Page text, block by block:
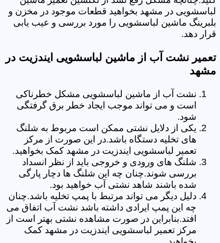
لباسشویی در مشهد بخواهید قطعات موجود در مخزن و
بلبرینگ ماشین لباسشویی را مورد بررسی و عیب یابی
قرار دهد.
تعمیر نشت آب از ماشین لباسشویی ایندزیت در
مشهد
نشت آب از ماشین لباسشویی مشکل خطرناکی
است و می تواند موجب ایجاد خطر برق گرفتگی
شود.
یکی از دلایل نشتی ممکن است مربوط به شلنگ
های تخلیه دستگاه باشد.در این صورت از مرکز
تعمیر لباسشویی ایندزیت در مشهد کمک بخواهید.
شلنگ های ورودی و خروجی باید از نظر انسداد
بررسی شوند.چنان چه این شلنگ ها دچار پارگی
شده باشند شاهد نشتی آب خواهید بود.
دلیل دیگر می تواند مرتبط با پمپ تخلیه باشد.چنان
چه این پمپ ایرادی داشته باشد نشت آب اتفاق می
افتد.بنابراین در صورت مشاهده نشتی بهتر است از
مرکز تعمیر لباسشویی ایندزیت در مشهد کمک